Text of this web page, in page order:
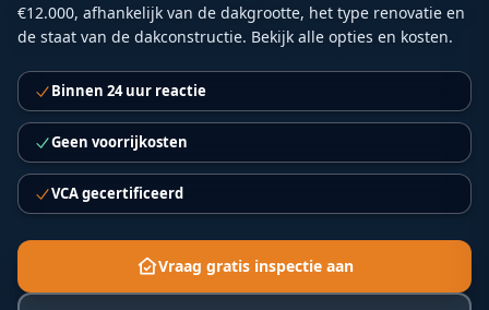
€12.000, afhankelijk van de dakgrootte, het type renovatie en
de staat van de dakconstructie. Bekijk alle opties en kosten.
Binnen 24 uur reactie
Geen voorrijkosten
VCA gecertificeerd
Vraag gratis inspectie aan